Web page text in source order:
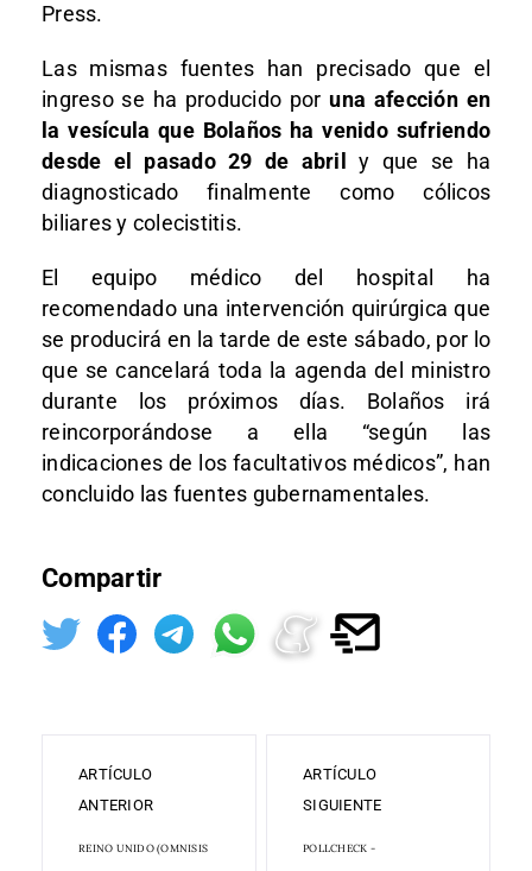
Press.
Las mismas fuentes han precisado que el
ingreso se ha producido por una afección en
la vesícula que Bolaños ha venido sufriendo
desde el pasado 29 de abril
y que se ha
diagnosticado finalmente como cólicos
biliares y colecistitis.
El equipo médico del hospital ha
recomendado una intervención quirúrgica que
se producirá en la tarde de este sábado, por lo
que se cancelará toda la agenda del ministro
durante los próximos días. Bolaños irá
reincorporándose a ella “según las
indicaciones de los facultativos médicos”, han
concluido las fuentes gubernamentales.
Compartir
ARTÍCULO
ANTERIOR
REINO UNIDO (OMNISIS
ARTÍCULO
SIGUIENTE
POLLCHECK -